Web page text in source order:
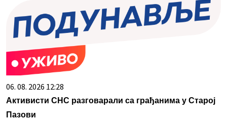
06. 08. 2026 12:28
Активисти СНС разговарали са грађанима у Старој
Пазови